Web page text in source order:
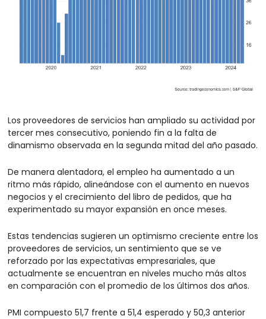
Los proveedores de servicios han ampliado su actividad por
tercer mes consecutivo, poniendo fin a la falta de
dinamismo observada en la segunda mitad del año pasado.
De manera alentadora, el empleo ha aumentado a un
ritmo más rápido, alineándose con el aumento en nuevos
negocios y el crecimiento del libro de pedidos, que ha
experimentado su mayor expansión en once meses.
Estas tendencias sugieren un optimismo creciente entre los
proveedores de servicios, un sentimiento que se ve
reforzado por las expectativas empresariales, que
actualmente se encuentran en niveles mucho más altos
en comparación con el promedio de los últimos dos años.
PMI compuesto 51,7 frente a 51,4 esperado y 50,3 anterior